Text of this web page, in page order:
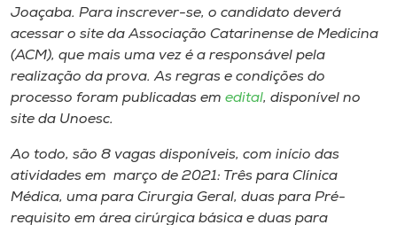
Store
Selecione
Joaçaba. Para inscrever-se, o candidato deverá
acessar o site da Associação Catarinense de Medicina
(ACM), que mais uma vez é a responsável pela
realização da prova. As regras e condições do
processo foram publicadas em edital, disponível no
site da Unoesc.
Ao todo, são 8 vagas disponíveis, com início das
atividades em março de 2021: Três para Clínica
Médica, uma para Cirurgia Geral, duas para Pré-
requisito em área cirúrgica básica e duas para